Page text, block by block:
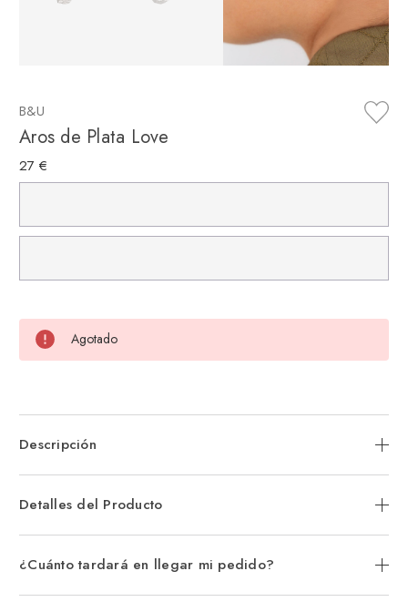
B&U
Aros de Plata Love
27 €
Agotado
Descripción
Detalles del Producto
¿Cuánto tardará en llegar mi pedido?